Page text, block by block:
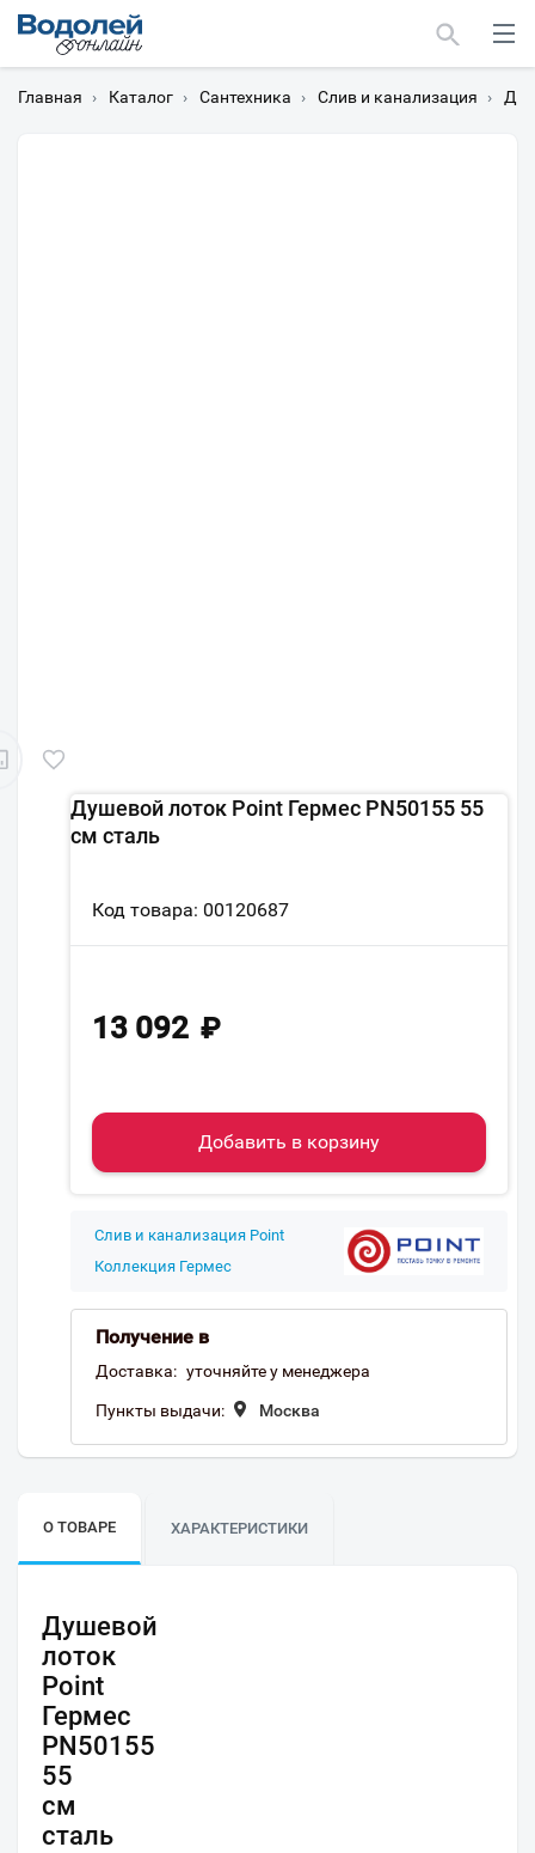
Главная › Каталог › Сантехника › Слив и канализация ›
Душевой лоток Point Гермес PN50155 55
см сталь
Код товара: 00120687
13 092 ₽
Добавить в корзину
Слив и канализация Point
Коллекция Гермес
Получение в
Доставка: уточняйте у менеджера
Пункты выдачи: Москва
О ТОВАРЕ ХАРАКТЕРИСТИКИ
Душевой
лоток
Point
Гермес
PN50155
55
см
сталь